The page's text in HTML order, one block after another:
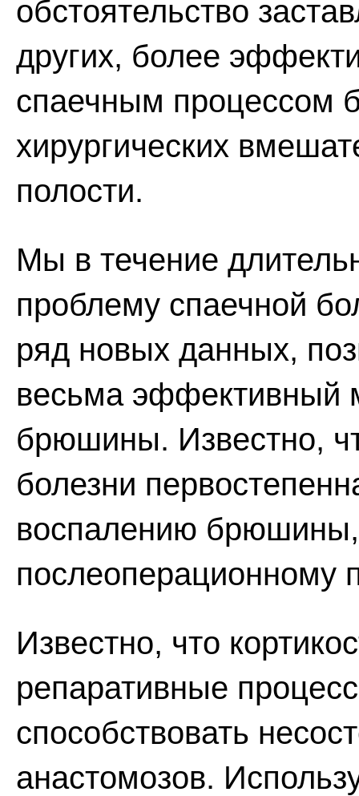
обстоятельство
других, более
спаечным процессом
хирургических
полости.
Мы в течение
проблему спаечной
ряд новых данных,
весьма эффективный
брюшины. Известно,
болезни
воспалению
послеоперационному
Известно, что
репаративные
способствовать
анастомозов.